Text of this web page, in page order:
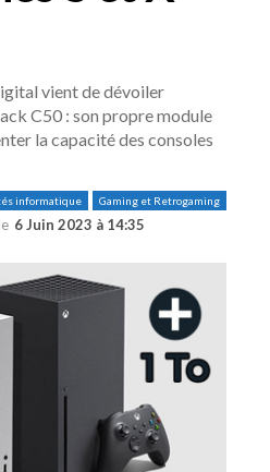
vient de dévoiler
C50 : son propre module
la capacité des consoles
informatique Gaming et Retrogaming
le 6 Juin 2023 à 14:35